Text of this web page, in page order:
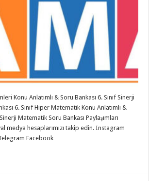
Konu Anlatımlı & Soru Bankası 6. Sınıf Sinerji
6. Sınıf Hiper Matematik Konu Anlatımlı &
Matematik Soru Bankası Paylaşımları
medya hesaplarımızı takip edin. Instagram
Facebook